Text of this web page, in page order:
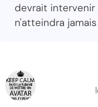
devrait intervenir
n'atteindra